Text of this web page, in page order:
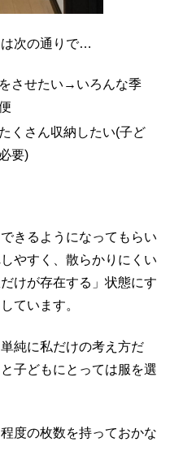
次の通りで…
させたい→いろんな季
くさん収納したい(子ど
要)
きるようになってもらい
やすく、散らかりにくい
けが存在する」状態にす
ています。
純に私だけの考え方だ
子どもにとっては服を選
度の枚数を持っておかな